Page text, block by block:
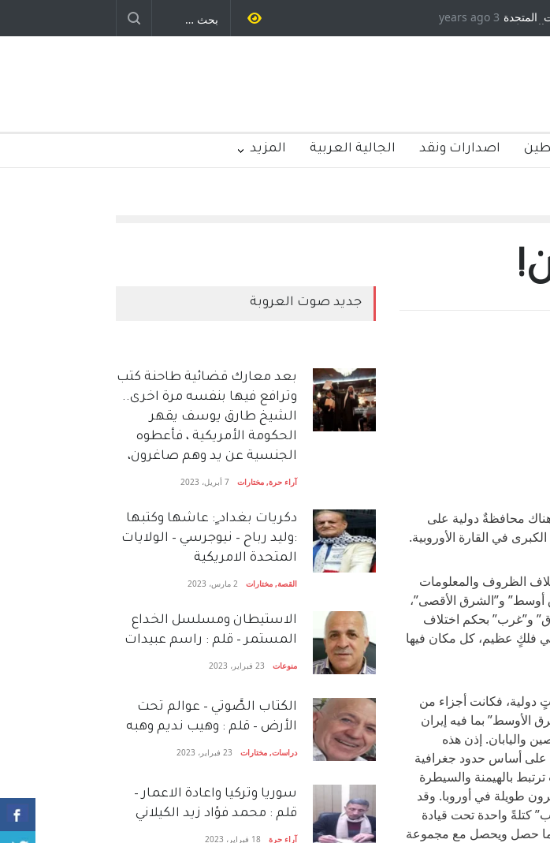
- قلم : راسم عبيدات
3 years ago
اصدارات ونقد الجالية العربية المزيد
محافظةٌ دولية على
في القارة الأوروبية.
الظروف والمعلومات
أوسط” و”الشرق الأقصى”،
و”غرب” بحكم اختلاف
فلكٍ عظيم، كل مكان فيها
دولية، فكانت أجزاء من
الأوسط” بما فيه إيران
واليابان. إذن هذه
على أساس حدود جغرافية
بالهيمنة والسيطرة
طويلة في أوروبا. وقد
كتلةً واحدة تحت قيادة
حصل ويحصل مع مجموعة
جديد صوت العروبة
بعد معارك قضائية طاحنة كتب
وترافع فيها بنفسه مرة اخرى..
الشيخ طارق يوسف يقهر
الحكومة الأمريكية ، فأعطوه
الجنسية عن يد وهم صاغرون،
آراء حرة, مختارات 7 أبريل، 2023
دكريات بغداد ٍ: عاشها وكتبها
:وليد رباح – نيوجرسي – الولايات
المتحدة الامريكية
القصة, مختارات 2 مارس، 2023
الاستيطان ومسلسل الخداع
المستمر – قلم : راسم عبيدات
منوعات 23 فبراير، 2023
الكتاب الصَّوتي – عوالم تحت
الأرض – قلم : وهيب نديم وهبه
دراسات, مختارات 23 فبراير، 2023
سوريا وتركيا واعادة الاعمار –
قلم : محمد فؤاد زيد الكيلاني
آراء حرة 18 فبراير، 2023